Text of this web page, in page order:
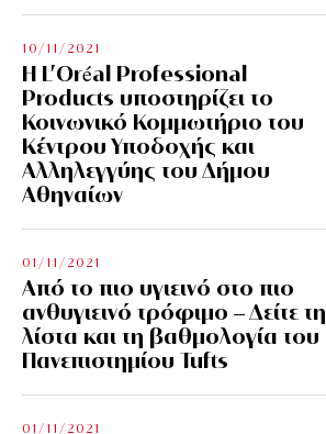
10/11/2021
Η L’Οréal Professional
Products υποστηρίζει το
Κοινωνικό Κομμωτήριο του
Κέντρου Υποδοχής και
Αλληλεγγύης του Δήμου
Αθηναίων
01/11/2021
Από το πιο υγιεινό στο πιο
ανθυγιεινό τρόφιμο – Δείτε τη
λίστα και τη βαθμολογία του
Πανεπιστημίου Tufts
01/11/2021